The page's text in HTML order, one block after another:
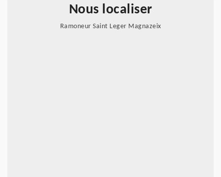
Nous localiser
Ramoneur Saint Leger Magnazeix